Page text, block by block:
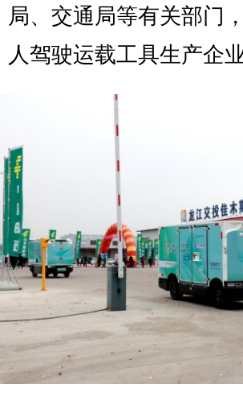
局、交通局等有关部门
人驾驶运载工具生产企